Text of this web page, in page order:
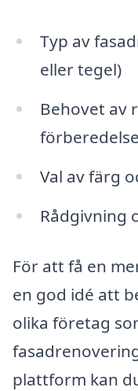
Typ av
eller tegel)
Behovet av
Val av färg
Rådgivning
För att få en
en god idé att
olika företag
plattform kan